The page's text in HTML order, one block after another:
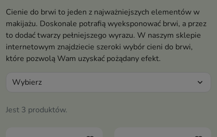
Cienie do brwi to jeden z najważniejszych elementów w
makijażu. Doskonale potrafią wyeksponować brwi, a przez
to dodać twarzy pełniejszego wyrazu. W naszym sklepie
internetowym znajdziecie szeroki wybór cieni do brwi,
które pozwolą Wam uzyskać pożądany efekt.
Jest 3 produktów.
Wybierz expand_more